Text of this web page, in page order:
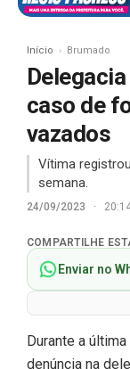
Início Brumado
caso de
vazados
Vítima
semana.
24/09/2023 ·
COMPARTILHE
Enviar no
Durante a
denúncia na